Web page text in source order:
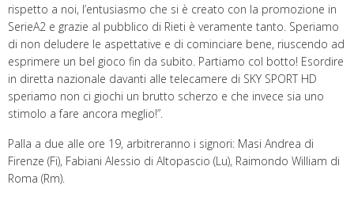
rispetto a noi, l’entusiasmo che si è creato con la promozione in
SerieA2 e grazie al pubblico di Rieti è veramente tanto. Speriamo
di non deludere le aspettative e di cominciare bene, riuscendo ad
esprimere un bel gioco fin da subito. Partiamo col botto! Esordire
in diretta nazionale davanti alle telecamere di SKY SPORT HD
speriamo non ci giochi un brutto scherzo e che invece sia uno
stimolo a fare ancora meglio!”.
Palla a due alle ore 19, arbitreranno i signori: Masi Andrea di
Firenze (Fi), Fabiani Alessio di Altopascio (Lu), Raimondo William di
Roma (Rm).